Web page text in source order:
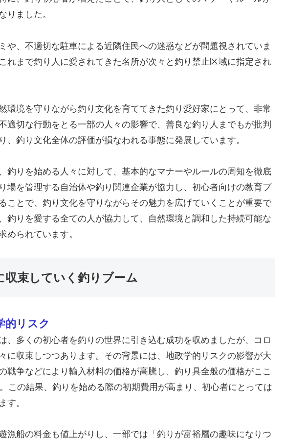
りました。
や、不適切な駐車による近隣住民への迷惑などが問題視されていま
れまで釣り人に愛されてきた名所が次々と釣り禁止区域に指定され
環境を守りながら釣り文化を育ててきた釣り愛好家にとって、非常
適切な行動をとる一部の人々の影響で、善良な釣り人までもが批判
、釣り文化全体の評価が損なわれる事態に発展しています。
釣りを始める人々に対して、基本的なマナーやルールの周知を徹底
場を管理する自治体や釣り関連企業が協力し、初心者向けの教育プ
ことで、釣り文化を守りながらその魅力を広げていくことが重要で
釣りを愛する全ての人が協力して、自然環境と調和した持続可能な
められています。
収束していく釣りブーム
的リスク
、多くの初心者を釣りの世界に引き込む成功を収めましたが、コロ
に収束しつつあります。その背景には、地政学的リスクの影響が大
戦争などにより輸入材料の価格が高騰し、釣り具全般の価格がここ
この結果、釣りを始める際の初期費用が高まり、初心者にとっては
す。
漁船の料金も値上がりし、一部では「釣りが富裕層の趣味になりつ